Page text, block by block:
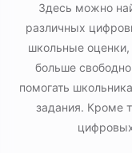
Здесь можно
различных
школьные оценки,
больше
помогать
задания. Кроме